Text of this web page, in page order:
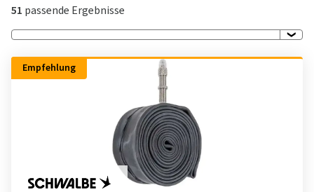
51 passende Ergebnisse
Empfehlung